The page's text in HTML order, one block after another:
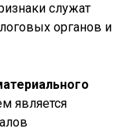
служат
органов и
является